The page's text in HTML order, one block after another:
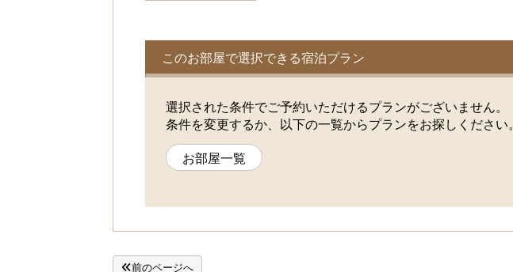
このお部屋で選択できる宿泊プラン
選択された条件でご予約いただけるプランがございません。
条件を変更するか、以下の一覧からプランをお探しください。
お部屋一覧
前のページへ